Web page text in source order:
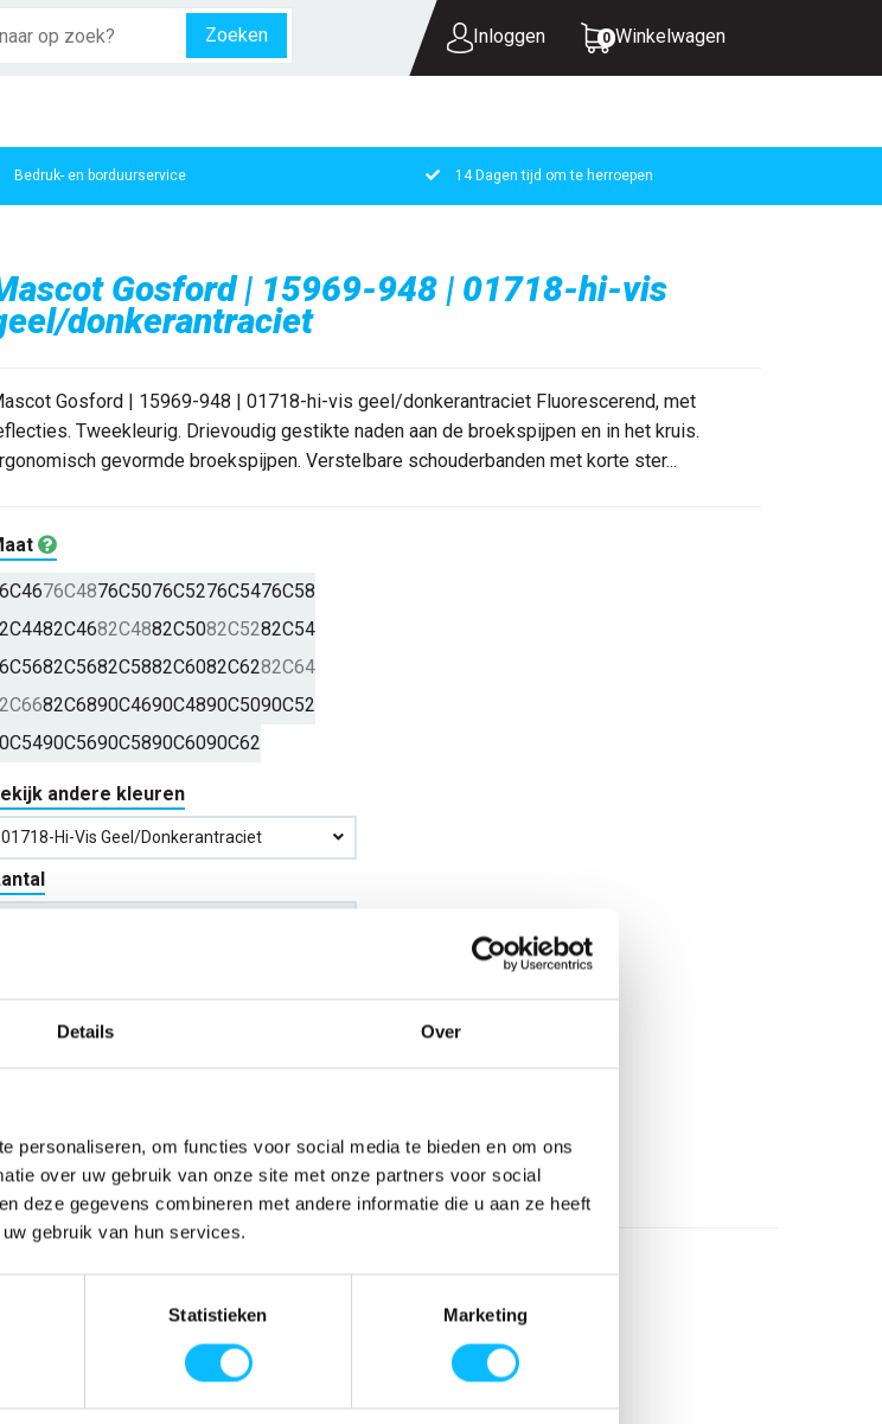
Details Over
personaliseren, om functies voor social media te bieden en om ons
over uw gebruik van onze site met onze partners voor social
deze gegevens combineren met andere informatie die u aan ze heeft
gebruik van hun services.
Statistieken Marketing
Zoeken Inloggen 0 Winkelwagen
UW WINKELWAGEN IS LEEG.
Bedruk- en borduurservice 14 Dagen tijd om te herroepen
Gosford | 15969-948 | 01718-hi-vis
donkerantraciet
Gosford | 15969-948 | 01718-hi-vis geel/donkerantraciet Fluorescerend, met
Tweekleurig. Drievoudig gestikte naden aan de broekspijpen en in het kruis.
gevormde broekspijpen. Verstelbare schouderbanden met korte ster...
76C4876C5076C5276C5476C58
82C4682C4882C5082C5282C54
82C5682C5882C6082C6282C64
82C6890C4690C4890C5090C52
90C5690C5890C6090C62
andere kleuren
01718-Hi-Vis Geel/donkerantraciet
€ 76,45
€ 92,50
zeker wat jou maat is?Bekijk maattabel
-
15969-948
Mascot